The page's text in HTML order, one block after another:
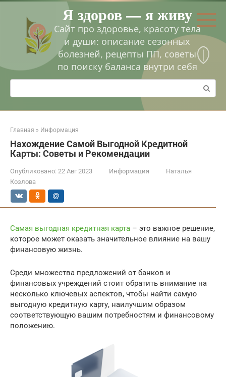
Перейти
контенту
Я здоров — я живу
Сайт про здоровье, красоту тела
и души: описание сезонных
болезней, рецепты ПП, советы
по поиску баланса внутри себя
Поиск:
Главная » Информация
Нахождение Самой Выгодной Кредитной
Карты: Советы и Рекомендации
Опубликовано: 22 Авг 2023 Информация
Наталья
Козлова
Самая выгодная кредитная карта – это важное решение,
которое может оказать значительное влияние на вашу
финансовую жизнь.
Среди множества предложений от банков и
финансовых учреждений стоит обратить внимание на
несколько ключевых аспектов, чтобы найти самую
выгодную кредитную карту, наилучшим образом
соответствующую вашим потребностям и финансовому
положению.